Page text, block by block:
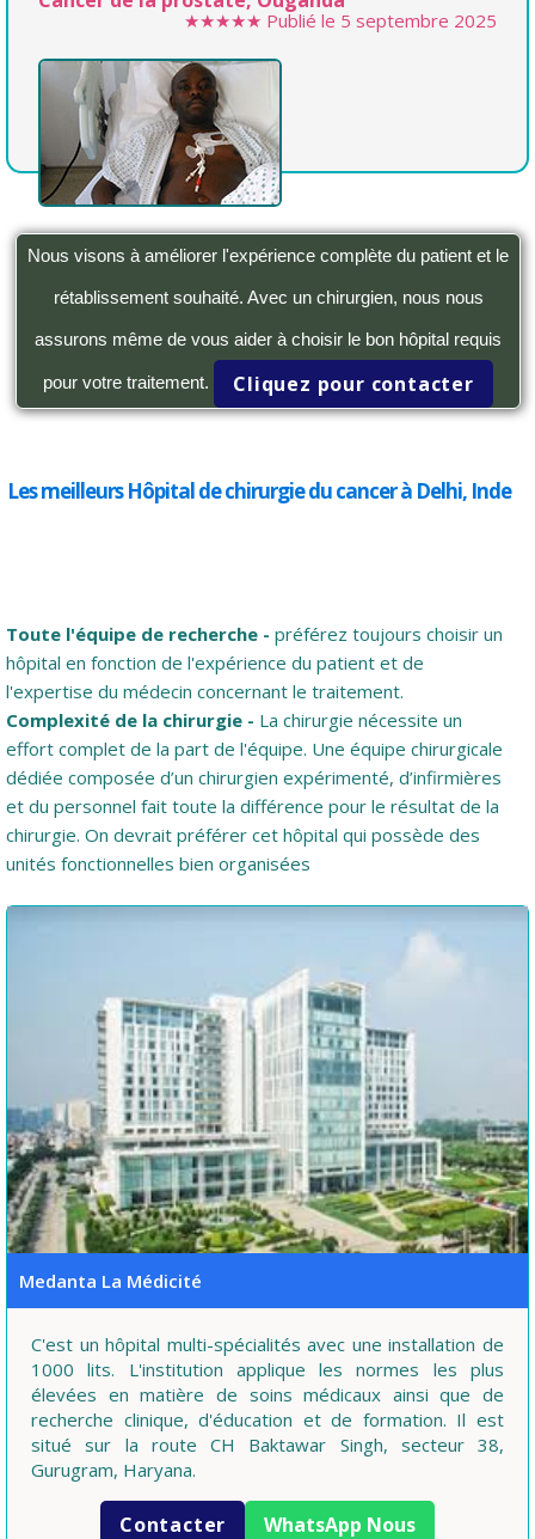
★★★★★ Publié le 5 septembre 2025
Nous visons à améliorer l'expérience complète du patient et le
rétablissement souhaité. Avec un chirurgien, nous nous
assurons même de vous aider à choisir le bon hôpital requis
pour votre traitement. Cliquez pour contacter
Les meilleurs Hôpital de chirurgie du cancer à Delhi, Inde
Toute l'équipe de recherche - préférez toujours choisir un
hôpital en fonction de l'expérience du patient et de
l'expertise du médecin concernant le traitement.
Complexité de la chirurgie - La chirurgie nécessite un
effort complet de la part de l'équipe. Une équipe chirurgicale
dédiée composée d’un chirurgien expérimenté, d’infirmières
et du personnel fait toute la différence pour le résultat de la
chirurgie. On devrait préférer cet hôpital qui possède des
unités fonctionnelles bien organisées
Medanta La Médicité
C'est un hôpital multi-spécialités avec une installation de
1000 lits. L'institution applique les normes les plus
élevées en matière de soins médicaux ainsi que de
recherche clinique, d'éducation et de formation. Il est
situé sur la route CH Baktawar Singh, secteur 38,
Gurugram, Haryana.
Contacter WhatsApp Nous